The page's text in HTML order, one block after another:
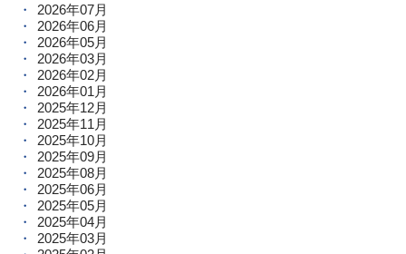
2026年07月
2026年06月
2026年05月
2026年03月
2026年02月
2026年01月
2025年12月
2025年11月
2025年10月
2025年09月
2025年08月
2025年06月
2025年05月
2025年04月
2025年03月